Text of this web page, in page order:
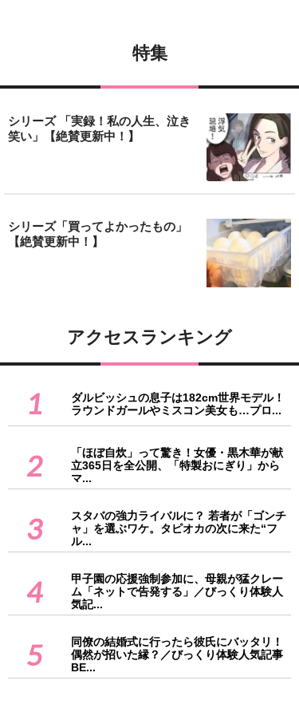
特集
シリーズ 「実録！私の人生、泣き
笑い」【絶賛更新中！】
シリーズ「買ってよかったもの」
【絶賛更新中！】
アクセスランキング
1
ダルビッシュの息子は182cm世界モデル！
ラウンドガールやミスコン美女も…プロ...
2
「ほぼ自炊」って驚き！女優・黒木華が献
立365日を全公開、「特製おにぎり」から
マ...
3
スタバの強力ライバルに？ 若者が「ゴンチ
ャ」を選ぶワケ。タピオカの次に来た“フ
ル...
4
甲子園の応援強制参加に、母親が猛クレー
ム「ネットで告発する」／びっくり体験人
気記...
5
同僚の結婚式に行ったら彼氏にバッタリ！
偶然が招いた縁？／びっくり体験人気記事
BE...